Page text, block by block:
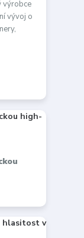
výrobce
vývoj o